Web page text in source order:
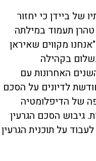
של ביידן כי יחזור
תעמוד במילתה
מקווים שאיראן
בקהילה
אבל הניסיון של 40 השנים האחרונות עם
לדיונים על הסכם
של הדיפלומטיה
גיבוש הסכם הגרעין
על תוכנית הגרעין